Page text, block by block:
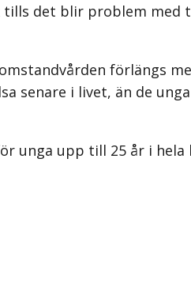
det blir problem med
förlängs
senare i livet, än de
upp till 25 år i hela